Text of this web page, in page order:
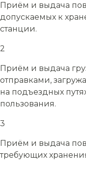
Приём и выдача
допускаемых к
станции.
2
Приём и выдача
отправками,
на подъездных
пользования.
3
Приём и выдача
требующих